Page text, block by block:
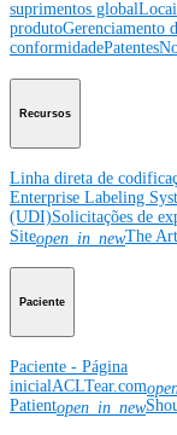
suprimentos global
produtoGerenciamento
conformidadePatentes
Recursos
Linha direta de
Enterprise Labeling
(UDI)Solicitações de
Siteopen_in_newThe
Paciente
Paciente - Página
inicialACLTear.com
Patientopen_in_new